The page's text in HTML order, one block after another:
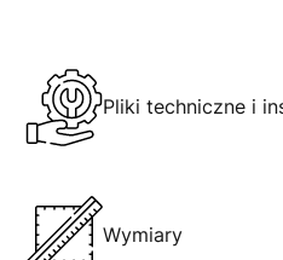
Pliki techniczne i
Wymiary